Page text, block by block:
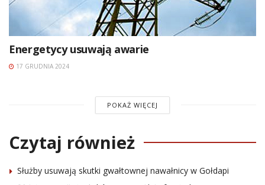
Energetycy usuwają awarie
17 GRUDNIA 2024
POKAŻ WIĘCEJ
Czytaj również
Służby usuwają skutki gwałtownej nawałnicy w Gołdapi